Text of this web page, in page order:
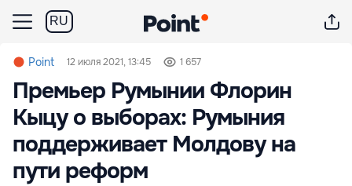
RU
Point 12 июля 2021, 13:45 1 657
Премьер Румынии Флорин
Кыцу о выборах: Румыния
поддерживает Молдову на
пути реформ